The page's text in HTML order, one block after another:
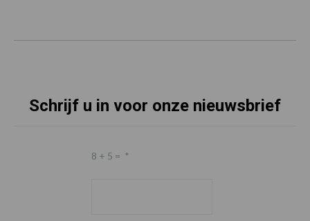
Schrijf u in voor onze nieuwsbrief
8 + 5 = *